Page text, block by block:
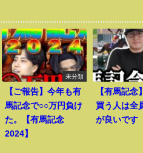
未分類
【ご報告】今年も有
馬記念で○○万円負け
た。【有馬記念
2024】
【有馬記念
買う人は全
が良いです